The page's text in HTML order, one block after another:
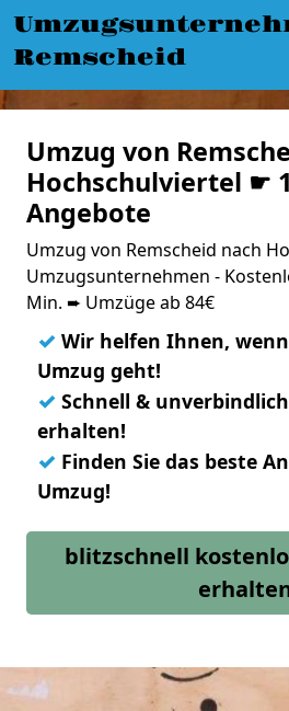
Remscheid
Umzug von
Hochschulviertel ☛
Angebote
Umzug von Remscheid nach
Umzugsunternehmen -
Min. ➨ Umzüge ab 84€
✓ Wir helfen Ihnen,
Umzug geht!
✓ Schnell &
erhalten!
✓ Finden Sie das beste
Umzug!
blitzschnell